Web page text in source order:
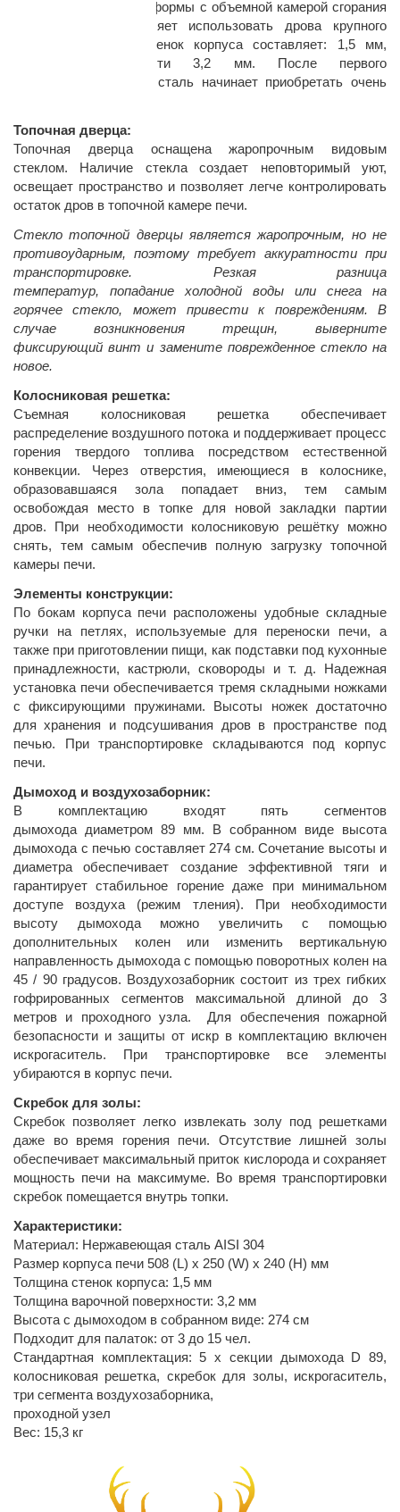
Корпус эргономичной формы с объемной камерой сгорания
(24,6 л), что позволяет использовать дрова крупного
размера. Толщина стенок корпуса составляет: 1,5 мм,
варочной поверхности 3,2 мм. После первого
обжига нержавеющая сталь начинает приобретать очень
Топочная дверца:
Топочная дверца оснащена жаропрочным видовым
стеклом. Наличие стекла создает неповторимый уют,
освещает пространство и позволяет легче контролировать
остаток дров в топочной камере печи.
Стекло топочной дверцы является жаропрочным, но не
противоударным, поэтому требует аккуратности при
транспортировке. Резкая разница
температур, попадание холодной воды или снега на
горячее стекло, может привести к повреждениям. В
случае возникновения трещин, выверните
фиксирующий винт и замените поврежденное стекло на
новое.
Колосниковая решетка:
Съемная колосниковая решетка обеспечивает
распределение воздушного потока и поддерживает процесс
горения твердого топлива посредством естественной
конвекции. Через отверстия, имеющиеся в колоснике,
образовавшаяся зола попадает вниз, тем самым
освобождая место в топке для новой закладки партии
дров. При необходимости колосниковую решётку можно
снять, тем самым обеспечив полную загрузку топочной
камеры печи.
Элементы конструкции:
По бокам корпуса печи расположены удобные складные
ручки на петлях, используемые для переноски печи, а
также при приготовлении пищи, как подставки под кухонные
принадлежности, кастрюли, сковороды и т. д. Надежная
установка печи обеспечивается тремя складными ножками
с фиксирующими пружинами. Высоты ножек достаточно
для хранения и подсушивания дров в пространстве под
печью. При транспортировке складываются под корпус
печи.
Дымоход и воздухозаборник:
В комплектацию входят пять сегментов
дымохода диаметром 89 мм. В собранном виде высота
дымохода с печью составляет 274 см. Сочетание высоты и
диаметра обеспечивает создание эффективной тяги и
гарантирует стабильное горение даже при минимальном
доступе воздуха (режим тления). При необходимости
высоту дымохода можно увеличить с помощью
дополнительных колен или изменить вертикальную
направленность дымохода с помощью поворотных колен на
45 / 90 градусов. Воздухозаборник состоит из трех гибких
гофрированных сегментов максимальной длиной до 3
метров и проходного узла. Для обеспечения пожарной
безопасности и защиты от искр в комплектацию включен
искрогаситель. При транспортировке все элементы
убираются в корпус печи.
Скребок для золы:
Скребок позволяет легко извлекать золу под решетками
даже во время горения печи. Отсутствие лишней золы
обеспечивает максимальный приток кислорода и сохраняет
мощность печи на максимуме. Во время транспортировки
скребок помещается внутрь топки.
Характеристики:
Материал: Нержавеющая сталь AISI 304
Размер корпуса печи 508 (L) x 250 (W) x 240 (H) мм
Толщина стенок корпуса: 1,5 мм
Толщина варочной поверхности: 3,2 мм
Высота с дымоходом в собранном виде: 274 см
Подходит для палаток: от 3 до 15 чел.
Стандартная комплектация: 5 х секции дымохода D 89,
колосниковая решетка, скребок для золы, искрогаситель,
три сегмента воздухозаборника,
проходной узел
Вес: 15,3 кг